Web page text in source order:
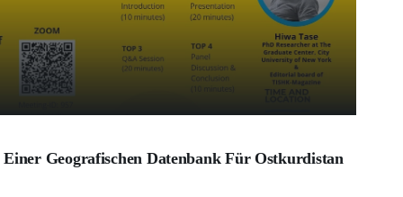
Geografischen Datenbank Für Ostkurdistan